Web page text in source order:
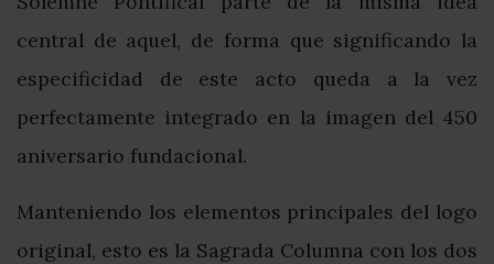
central de aquel, de forma que significando la
especificidad de este acto queda a la vez
perfectamente integrado en la imagen del 450
aniversario fundacional.
Manteniendo los elementos principales del logo
original, esto es la Sagrada Columna con los dos